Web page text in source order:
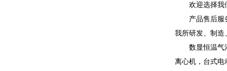
欢迎选择我
产品售后服
我所研发、制造
数显恒温气
离心机，台式电